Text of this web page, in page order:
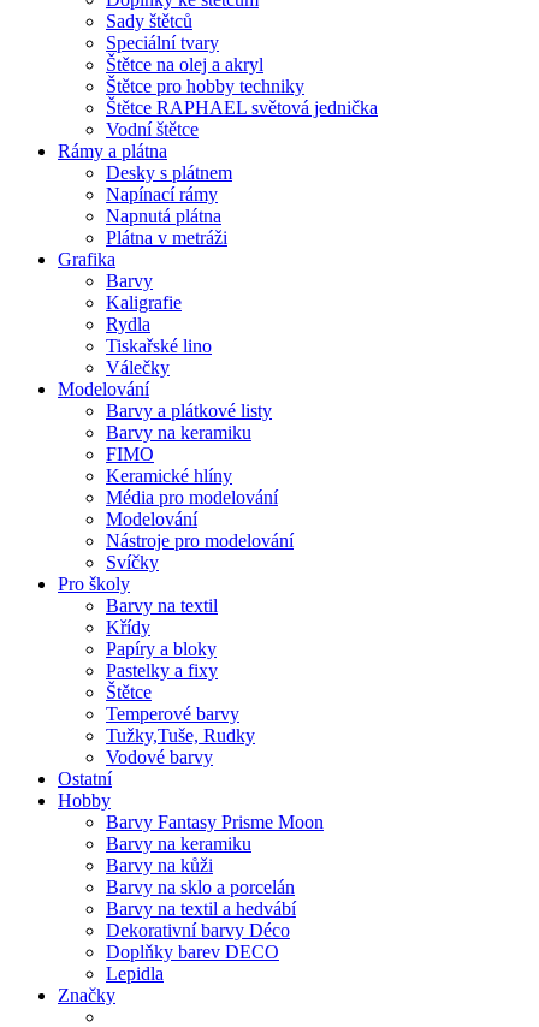
Sady štětců
Speciální tvary
Štětce na olej a akryl
Štětce pro hobby techniky
Štětce RAPHAEL světová jednička
Vodní štětce
Rámy a plátna
Desky s plátnem
Napínací rámy
Napnutá plátna
Plátna v metráži
Grafika
Barvy
Kaligrafie
Rydla
Tiskařské lino
Válečky
Modelování
Barvy a plátkové listy
Barvy na keramiku
FIMO
Keramické hlíny
Média pro modelování
Modelování
Nástroje pro modelování
Svíčky
Pro školy
Barvy na textil
Křídy
Papíry a bloky
Pastelky a fixy
Štětce
Temperové barvy
Tužky,Tuše, Rudky
Vodové barvy
Ostatní
Hobby
Barvy Fantasy Prisme Moon
Barvy na keramiku
Barvy na kůži
Barvy na sklo a porcelán
Barvy na textil a hedvábí
Dekorativní barvy Déco
Doplňky barev DECO
Lepidla
Značky